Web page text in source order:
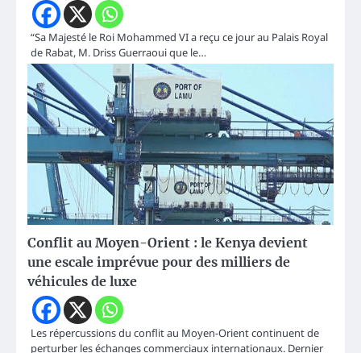
“Sa Majesté le Roi Mohammed VI a reçu ce jour au Palais Royal
de Rabat, M. Driss Guerraoui que le…
Conflit au Moyen-Orient : le Kenya devient
une escale imprévue pour des milliers de
véhicules de luxe
Les répercussions du conflit au Moyen-Orient continuent de
perturber les échanges commerciaux internationaux. Dernier